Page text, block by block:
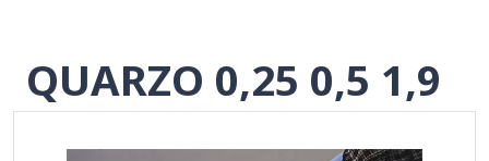
QUARZO 0,25 0,5 1,9